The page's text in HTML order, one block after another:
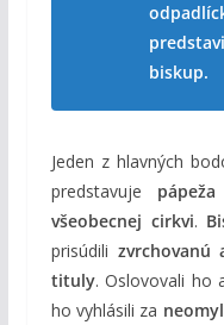
biskup.
Jeden z hlavných
predstavuje pápeža
všeobecnej cirkvi.
prisúdili zvrchovanú
tituly. Oslovovali ho
ho vyhlásili za